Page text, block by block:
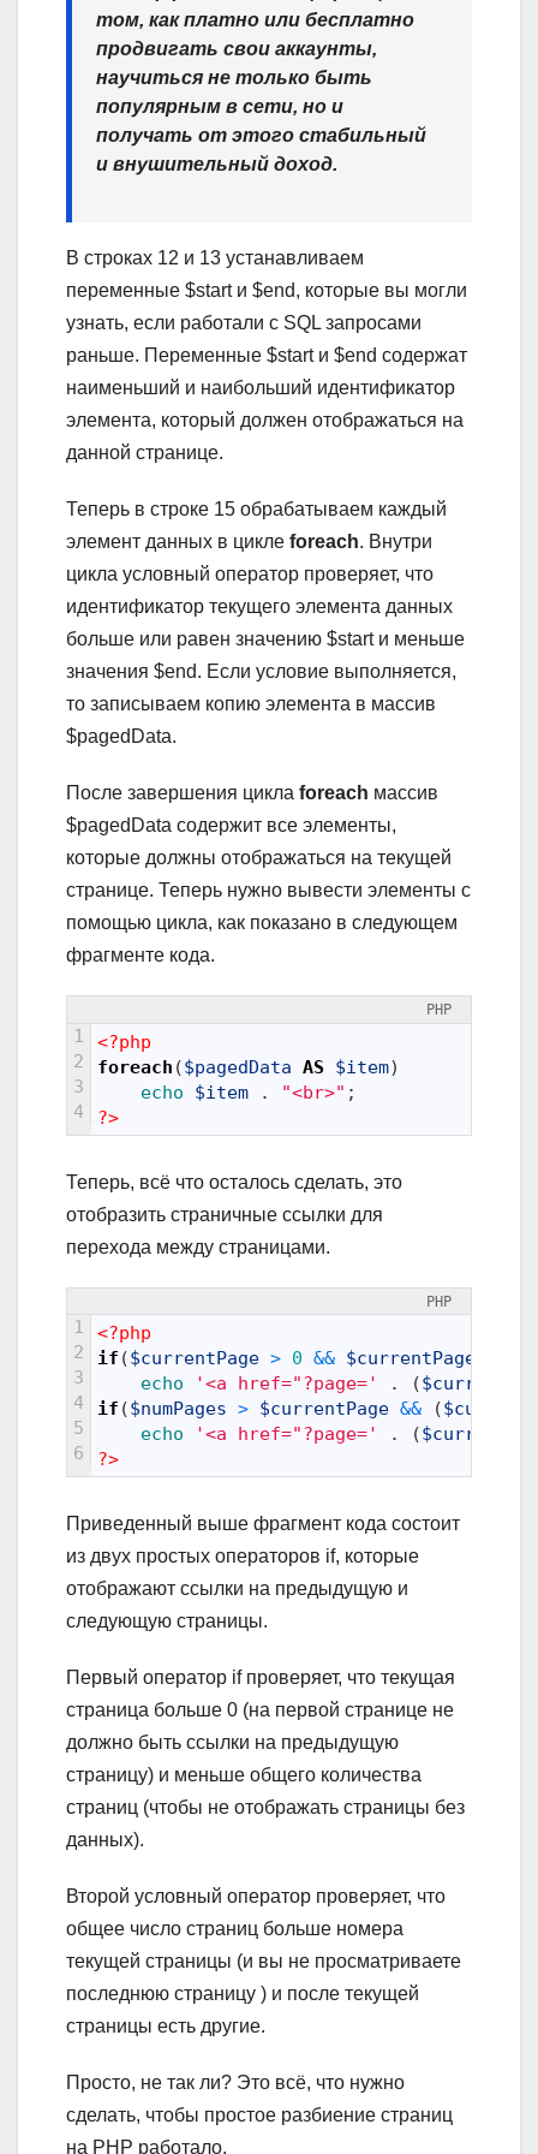
том, как платно или бесплатно
продвигать свои аккаунты,
научиться не только быть
популярным в сети, но и
получать от этого стабильный
и внушительный доход.
В строках 12 и 13 устанавливаем
переменные $start и $end, которые вы могли
узнать, если работали с SQL запросами
раньше. Переменные $start и $end содержат
наименьший и наибольший идентификатор
элемента, который должен отображаться на
данной странице.
Теперь в строке 15 обрабатываем каждый
элемент данных в цикле foreach. Внутри
цикла условный оператор проверяет, что
идентификатор текущего элемента данных
больше или равен значению $start и меньше
значения $end. Если условие выполняется,
то записываем копию элемента в массив
$pagedData.
После завершения цикла foreach массив
$pagedData содержит все элементы,
которые должны отображаться на текущей
странице. Теперь нужно вывести элементы с
помощью цикла, как показано в следующем
фрагменте кода.
PHP
1
2
3
4
<?php
foreach ($pagedData AS $item)
echo
$item . "<br>" ;
?>
Теперь, всё что осталось сделать, это
отобразить страничные ссылки для
перехода между страницами.
PHP
1
2
3
4
5
6
<?php
if ($currentPage > 0 && $currentPage
echo
'<a href="?page=' . (
if ($numPages > $currentPage && (
echo
'<a href="?page=' . (
?>
Приведенный выше фрагмент кода состоит
из двух простых операторов if, которые
отображают ссылки на предыдущую и
следующую страницы.
Первый оператор if проверяет, что текущая
страница больше 0 (на первой странице не
должно быть ссылки на предыдущую
страницу) и меньше общего количества
страниц (чтобы не отображать страницы без
данных).
Второй условный оператор проверяет, что
общее число страниц больше номера
текущей страницы (и вы не просматриваете
последнюю страницу ) и после текущей
страницы есть другие.
Просто, не так ли? Это всё, что нужно
сделать, чтобы простое разбиение страниц
на PHP работало.